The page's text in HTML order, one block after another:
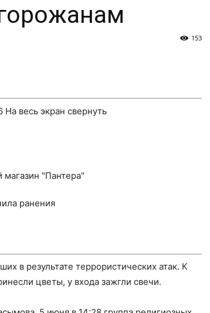
153
На весь экран свернуть
в результате террористических атак. К
цветы, у входа зажгли свечи.